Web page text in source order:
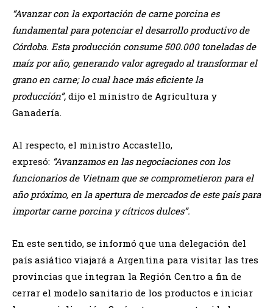
“Avanzar con la exportación de carne porcina es
fundamental para potenciar el desarrollo productivo de
Córdoba. Esta producción consume 500.000 toneladas de
maíz por año, generando valor agregado al transformar el
grano en carne; lo cual hace más eficiente la
producción”, dijo el ministro de Agricultura y
Ganadería.
Al respecto, el ministro Accastello,
expresó: “Avanzamos en las negociaciones con los
funcionarios de Vietnam que se comprometieron para el
año próximo, en la apertura de mercados de este país para
importar carne porcina y cítricos dulces”.
En este sentido, se informó que una delegación del
país asiático viajará a Argentina para visitar las tres
provincias que integran la Región Centro a fin de
cerrar el modelo sanitario de los productos e iniciar